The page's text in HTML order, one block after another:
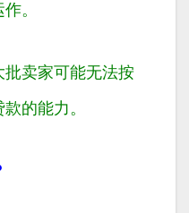
。
卖家可能无法按
的能力。